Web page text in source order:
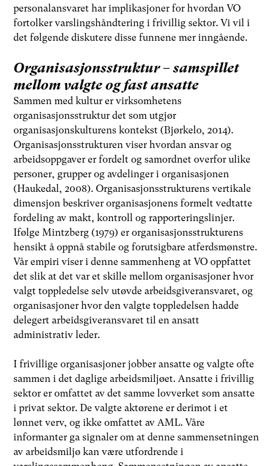
personalansvaret har implikasjoner for hvordan VO
fortolker varslingshåndtering i frivillig sektor. Vi vil i
det følgende diskutere disse funnene mer inngående.
Organisasjonsstruktur – samspillet
mellom valgte og fast ansatte
Sammen med kultur er virksomhetens
organisasjonsstruktur det som utgjør
organisasjonskulturens kontekst (Bjørkelo, 2014).
Organisasjonsstrukturen viser hvordan ansvar og
arbeidsoppgaver er fordelt og samordnet overfor ulike
personer, grupper og avdelinger i organisasjonen
(Haukedal, 2008). Organisasjonsstrukturens vertikale
dimensjon beskriver organisasjonens formelt vedtatte
fordeling av makt, kontroll og rapporteringslinjer.
Ifølge Mintzberg (1979) er organisasjonsstrukturens
hensikt å oppnå stabile og forutsigbare atferdsmønstre.
Vår empiri viser i denne sammenheng at VO oppfattet
det slik at det var et skille mellom organisasjoner hvor
valgt toppledelse selv utøvde arbeidsgiveransvaret, og
organisasjoner hvor den valgte toppledelsen hadde
delegert arbeidsgiveransvaret til en ansatt
administrativ leder.
I frivillige organisasjoner jobber ansatte og valgte ofte
sammen i det daglige arbeidsmiljøet. Ansatte i frivillig
sektor er omfattet av det samme lovverket som ansatte
i privat sektor. De valgte aktørene er derimot i et
lønnet verv, og ikke omfattet av AML. Våre
informanter ga signaler om at denne sammensetningen
av arbeidsmiljø kan være utfordrende i